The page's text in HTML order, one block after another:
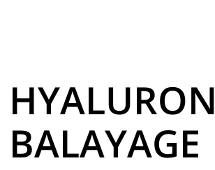
HYALURON
BALAYAGE